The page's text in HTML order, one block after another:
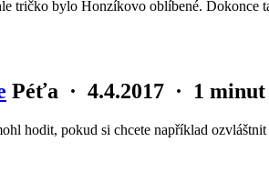
tričko bylo Honzíkovo oblíbené.
Péťa · 4.4.2017 · 1
hodit, pokud si chcete například